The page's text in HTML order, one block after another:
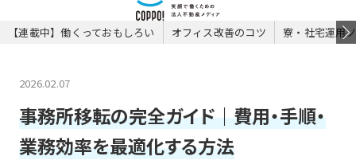
【連載中】働くっておもしろい オフィス改善のコツ 寮・社宅運用
2026.02.07
事務所移転の完全ガイド｜費用・手順・
業務効率を最適化する方法